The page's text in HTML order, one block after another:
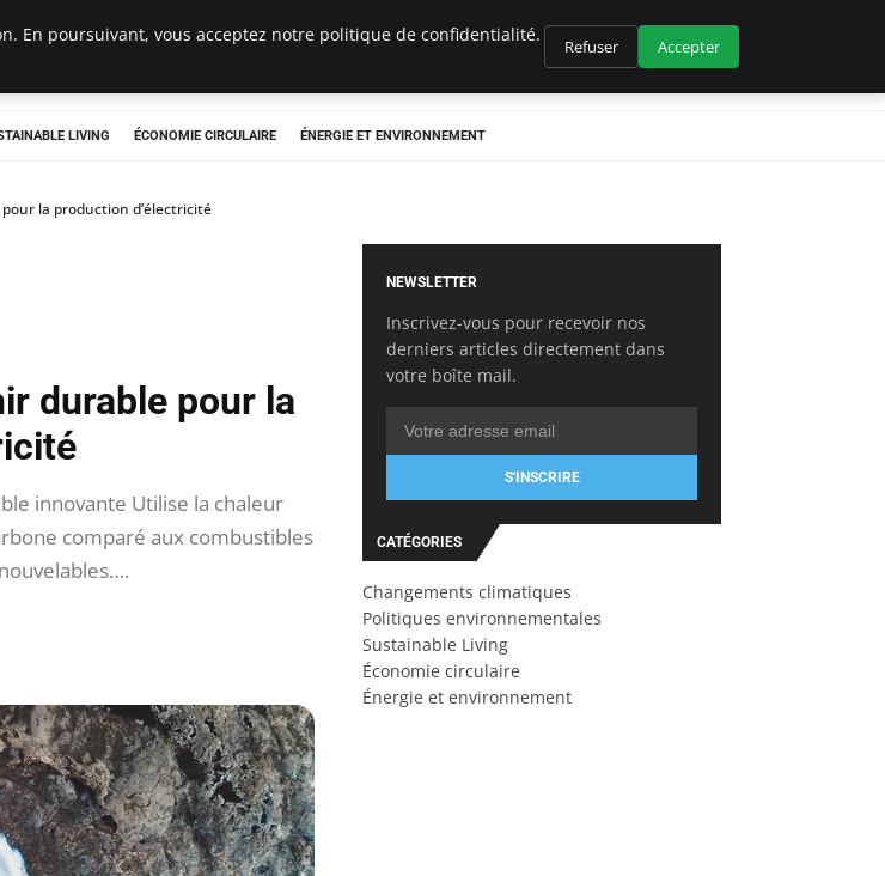
LIVING ÉCONOMIE CIRCULAIRE ÉNERGIE ET ENVIRONNEMENT
la production d’électricité
durable pour la
innovante Utilise la chaleur
comparé aux combustibles
NEWSLETTER
Inscrivez-vous pour recevoir nos
derniers articles directement dans
votre boîte mail.
S'INSCRIRE
CATÉGORIES
Changements climatiques
Politiques environnementales
Sustainable Living
Économie circulaire
Énergie et environnement
En poursuivant, vous acceptez notre politique de confidentialité.
Refuser Accepter